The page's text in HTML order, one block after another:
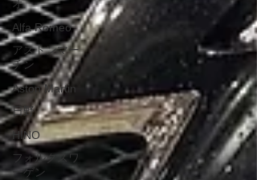
オ
Alfa Romeo
アストンマー
チン
Aston Martin
日野
HINO
フォルクスワ
ーゲン